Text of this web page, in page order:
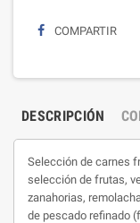
COMPARTIR
DESCRIPCIÓN
Selección de carnes
selección de frutas,
zanahorias,
de pescado refinado